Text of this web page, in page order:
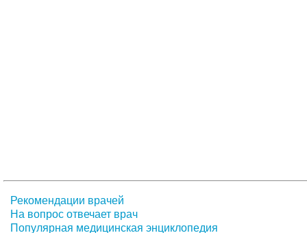
Рекомендации врачей
На вопрос отвечает врач
Популярная медицинская энциклопедия